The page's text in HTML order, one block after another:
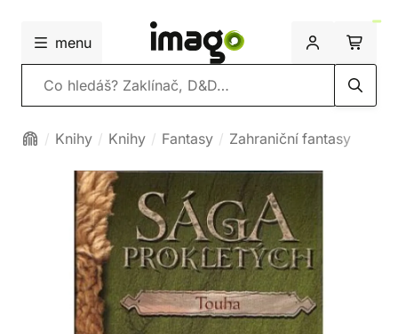
menu
Vyhledávání
Knihy Knihy Fantasy Zahraniční fantasy